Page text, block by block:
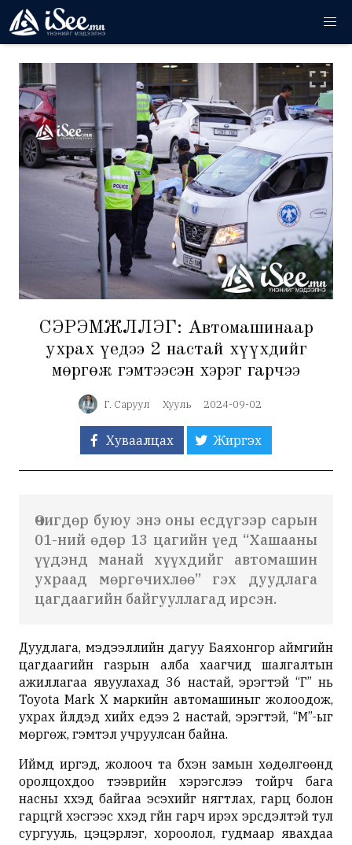
СЭРЭМЖЛҮҮЛЭГ: Автомашинаар
ухрах үедээ 2 настай хүүхдийг
мөргөж гэмтээсэн хэрэг гарчээ
Г. Саруул Хууль 2024-09-02
Хуваалцах Жиргэх
Өчигдөр буюу энэ оны есдүгээр сарын
01-ний өдөр 13 цагийн үед “Хашааны
үүдэнд манай хүүхдийг автомашин
ухраад мөргөчихлөө” гэх дуудлага
цагдаагийн байгууллагад ирсэн.
Дуудлага, мэдээллийн дагуу Баяхонгор аймгийн
цагдаагийн газрын алба хаагчид шалгалтын
ажиллагаа явуулахад 36 настай, эрэгтэй “Г” нь
Toyota Mark X маркийн автомашиныг жолоодож,
ухрах үйлдэд хийх үедээ 2 настай, эрэгтэй, “М”-ыг
мөргөж, гэмтэл учруулсан байна.
Иймд иргэд, жолооч та бүхэн замын хөдөлгөөнд
оролцохдоо тээврийн хэрэгслээ тойрч бага
насны хүүхэд байгаа эсэхийг нягтлах, гарц болон
гарцгүй хэсгээс хүүхэд гүйн гарч ирэх эрсдэлтэй тул
сургууль, цэцэрлэг, хороолол, гудмаар явахдаа